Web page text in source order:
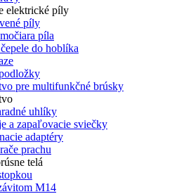
elektrické píly
píly
píla
do hoblíka
pre multifunkčné brúsky
uhlíky
a zapaľovacie sviečky
adaptéry
prachu
telá
M14